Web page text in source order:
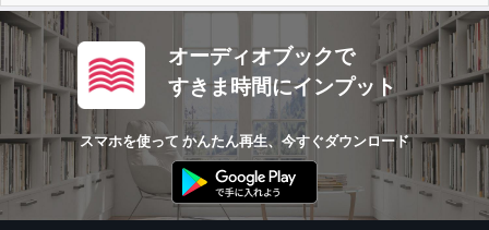
オーディオブックで
すきま時間にインプット
スマホを使って かんたん再生、今すぐダウンロード